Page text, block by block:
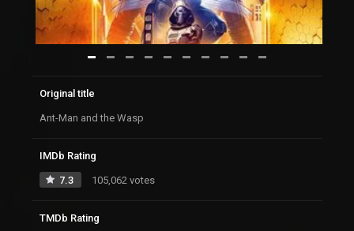
Original title
Ant-Man and the Wasp
IMDb Rating
7.3 105,062 votes
TMDb Rating